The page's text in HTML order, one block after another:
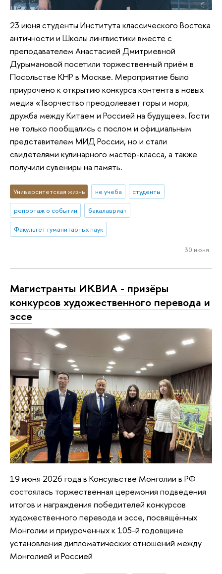
23 июня студенты Института классического Востока
античности и Школы лингвистики вместе с
преподавателем Анастасией Дмитриевной
Дурымановой посетили торжественный приём в
Посольстве КНР в Москве. Мероприятие было
приурочено к открытию конкурса контента в новых
медиа «Творчество преодолевает горы и моря,
дружба между Китаем и Россией на будущее». Гости
не только пообщались с послом и официальным
представителем МИД России, но и стали
свидетелями кулинарного мастер-класса, а также
получили сувениры на память.
Университетская жизнь не учеба студенты
репортаж о событии бакалавриат
Факультет гуманитарных наук
30 июня
Магистранты ИКВИА - призёры
конкурсов художественного перевода и
эссе
19 июня 2026 года в Консульстве Монголии в РФ
состоялась торжественная церемония подведения
итогов и награждения победителей конкурсов
художественного перевода и эссе, посвящённых
Монголии и приуроченных к 105-й годовщине
установления дипломатических отношений между
Монголией и Россией